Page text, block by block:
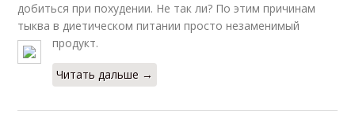
добиться при похудении. Не так ли? По этим причинам
тыква в диетическом питании просто незаменимый
продукт.
Читать дальше →